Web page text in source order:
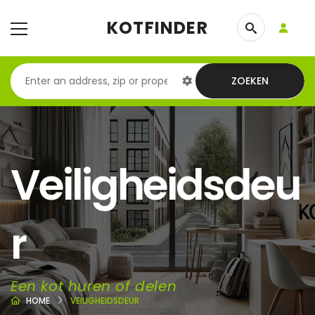
KOTFINDER
ZOEKEN
Veiligheidsdeu
r
Een kot huren of delen
HOME VEILIGHEIDSDEUR